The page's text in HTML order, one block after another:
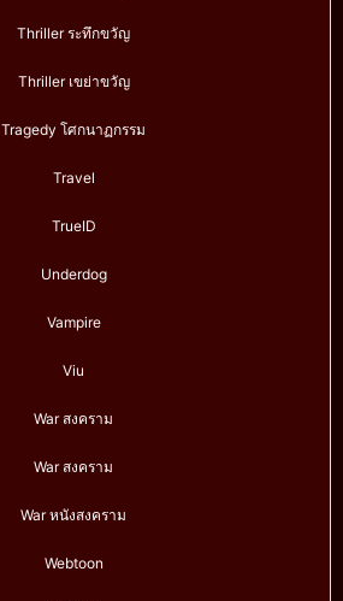
Thriller ระทึกขวัญ
Thriller เขย่าขวัญ
Tragedy โศกนาฏกรรม
Travel
TrueID
Underdog
Vampire
Viu
War สงคราม
War สงคราม
War หนังสงคราม
Webtoon